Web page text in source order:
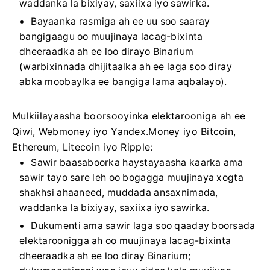
waddanka la bixiyay, saxiixa iyo sawirka.
Bayaanka rasmiga ah ee uu soo saaray
bangigaagu oo muujinaya lacag-bixinta
dheeraadka ah ee loo dirayo Binarium
(warbixinnada dhijitaalka ah ee laga soo diray
abka moobaylka ee bangiga lama aqbalayo).
Mulkiilayaasha boorsooyinka elektarooniga ah ee
Qiwi, Webmoney iyo Yandex.Money iyo Bitcoin,
Ethereum, Litecoin iyo Ripple:
Sawir baasaboorka haystayaasha kaarka ama
sawir tayo sare leh oo bogagga muujinaya xogta
shakhsi ahaaneed, muddada ansaxnimada,
waddanka la bixiyay, saxiixa iyo sawirka.
Dukumenti ama sawir laga soo qaaday boorsada
elektaroonigga ah oo muujinaya lacag-bixinta
dheeraadka ah ee loo diray Binarium;